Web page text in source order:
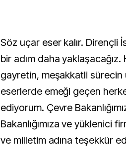
Söz uçar eser kalır. Dirençli
bir adım daha yaklaşacağız.
gayretin, meşakkatli sürecin
eserlerde emeği geçen
ediyorum. Çevre
Bakanlığımıza ve yüklenici
ve milletim adına teşekkür